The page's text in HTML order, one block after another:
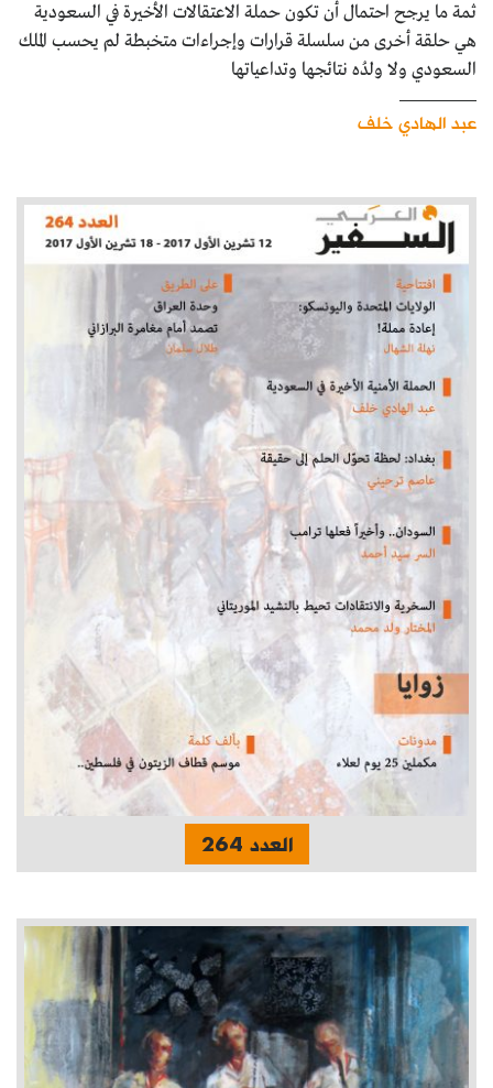
ثمة ما يرجح احتمال أن تكون حملة الاعتقالات الأخيرة في السعودية
هي حلقة أخرى من سلسلة قرارات وإجراءات متخبطة لم يحسب الملك
السعودي ولا ولدُه نتائجها وتداعياتها
عبد الهادي خلف
العدد 264